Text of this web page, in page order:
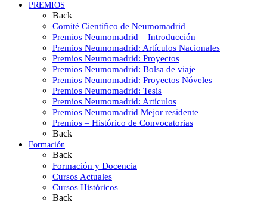
PREMIOS
Back
Comité Científico de Neumomadrid
Premios Neumomadrid – Introducción
Premios Neumomadrid: Artículos Nacionales
Premios Neumomadrid: Proyectos
Premios Neumomadrid: Bolsa de viaje
Premios Neumomadrid: Proyectos Nóveles
Premios Neumomadrid: Tesis
Premios Neumomadrid: Artículos
Premios Neumomadrid Mejor residente
Premios – Histórico de Convocatorias
Back
Formación
Back
Formación y Docencia
Cursos Actuales
Cursos Históricos
Back